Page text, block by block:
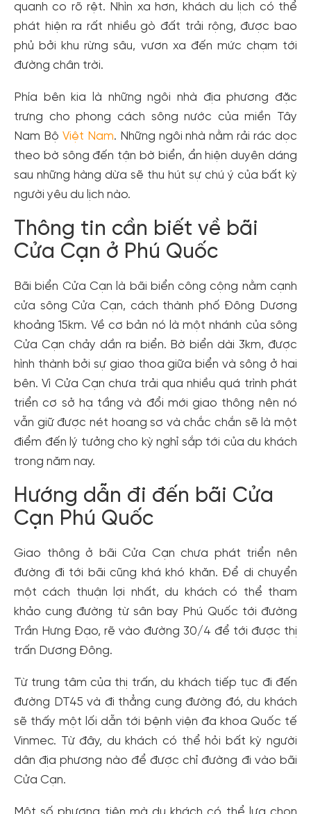
quanh co rõ rệt. Nhìn xa hơn, khách du lịch có thể
phát hiện ra rất nhiều gò đất trải rộng, được bao
phủ bởi khu rừng sâu, vươn xa đến mức chạm tới
đường chân trời.
Phía bên kia là những ngôi nhà địa phương đặc
trưng cho phong cách sông nước của miền Tây
Nam Bộ Việt Nam. Những ngôi nhà nằm rải rác dọc
theo bờ sông đến tận bờ biển, ẩn hiện duyên dáng
sau những hàng dừa sẽ thu hút sự chú ý của bất kỳ
người yêu du lịch nào.
Thông tin cần biết về bãi
Cửa Cạn ở Phú Quốc
Bãi biển Cửa Cạn là bãi biển công cộng nằm cạnh
cửa sông Cửa Cạn, cách thành phố Đông Dương
khoảng 15km. Về cơ bản nó là một nhánh của sông
Cửa Cạn chảy dần ra biển. Bờ biển dài 3km, được
hình thành bởi sự giao thoa giữa biển và sông ở hai
bên. Vì Cửa Cạn chưa trải qua nhiều quá trình phát
triển cơ sở hạ tầng và đổi mới giao thông nên nó
vẫn giữ được nét hoang sơ và chắc chắn sẽ là một
điểm đến lý tưởng cho kỳ nghỉ sắp tới của du khách
trong năm nay.
Hướng dẫn đi đến bãi Cửa
Cạn Phú Quốc
Giao thông ở bãi Cửa Cạn chưa phát triển nên
đường đi tới bãi cũng khá khó khăn. Để di chuyển
một cách thuận lợi nhất, du khách có thể tham
khảo cung đường từ sân bay Phú Quốc tới đường
Trần Hưng Đạo, rẽ vào đường 30/4 để tới được thị
trấn Dương Đông.
Từ trung tâm của thị trấn, du khách tiếp tục đi đến
đường DT45 và đi thẳng cung đường đó, du khách
sẽ thấy một lối dẫn tới bệnh viện đa khoa Quốc tế
Vinmec. Từ đây, du khách có thể hỏi bất kỳ người
dân địa phương nào để được chỉ đường đi vào bãi
Cửa Cạn.